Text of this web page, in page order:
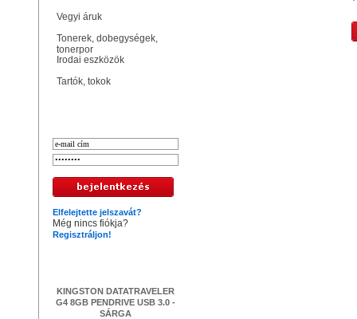
Vegyi áruk
Tonerek, dobegységek,
tonerpor
Irodai eszközök
Tartók, tokok
Elfelejtette jelszavát?
Még nincs fiókja?
Regisztráljon!
KINGSTON DATATRAVELER
G4 8GB PENDRIVE USB 3.0 -
SÁRGA